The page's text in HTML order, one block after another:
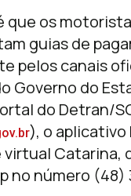
que os
guias de
pelos canais
Governo do
do Detran/
), o
Catarina,
no número (48)